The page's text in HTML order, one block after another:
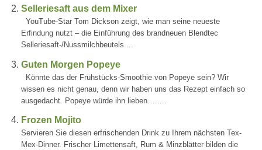
Selleriesaft aus dem Mixer
YouTube-Star Tom Dickson zeigt, wie man seine neueste
Erfindung nutzt – die Einführung des brandneuen Blendtec
Selleriesaft-/Nussmilchbeutels....
Guten Morgen Popeye
Könnte das der Frühstücks-Smoothie von Popeye sein? Wir
wissen es nicht genau, denn wir haben uns das Rezept einfach so
ausgedacht. Popeye würde ihn lieben….....
Frozen Mojito
Servieren Sie diesen erfrischenden Drink zu Ihrem nächsten Tex-
Mex-Dinner. Frischer Limettensaft, Rum & Minzblätter bilden die